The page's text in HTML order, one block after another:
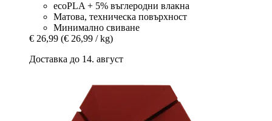
ecoPLA + 5% въглеродни влакна
Матова, техническа повърхност
Минимално свиване
€ 26,99 (€ 26,99 / kg)
Доставка до 14. август